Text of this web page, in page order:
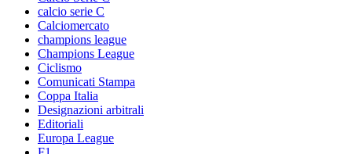
calcio serie C
Calciomercato
champions league
Champions League
Ciclismo
Comunicati Stampa
Coppa Italia
Designazioni arbitrali
Editoriali
Europa League